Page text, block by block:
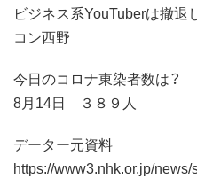
ビジネス系YouTuberは撤
コン西野
今日のコロナ東染者数は？
8月14日 ３８９人
データー元資料
https://www3.nhk.or.jp/